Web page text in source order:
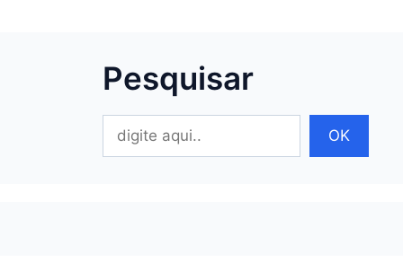
Pesquisar
Pesquisar
OK